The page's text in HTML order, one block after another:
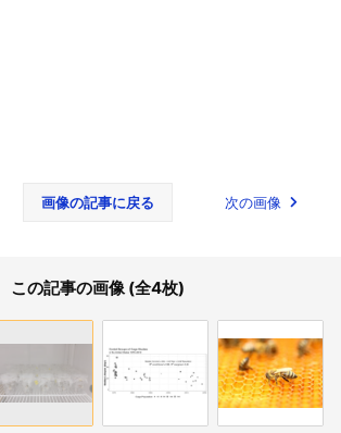
画像の記事に戻る 次の画像
この記事の画像 (全4枚)